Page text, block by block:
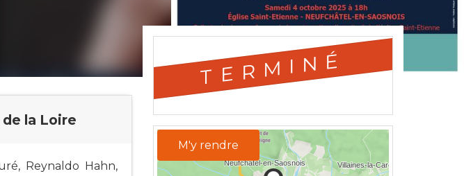
la Loire
Reynaldo Hahn,
TERMINÉ
M'y rendre